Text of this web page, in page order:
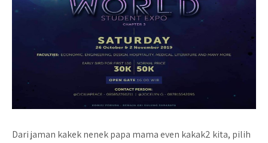
Dari jaman kakek nenek papa mama even kakak2 kita, pilih